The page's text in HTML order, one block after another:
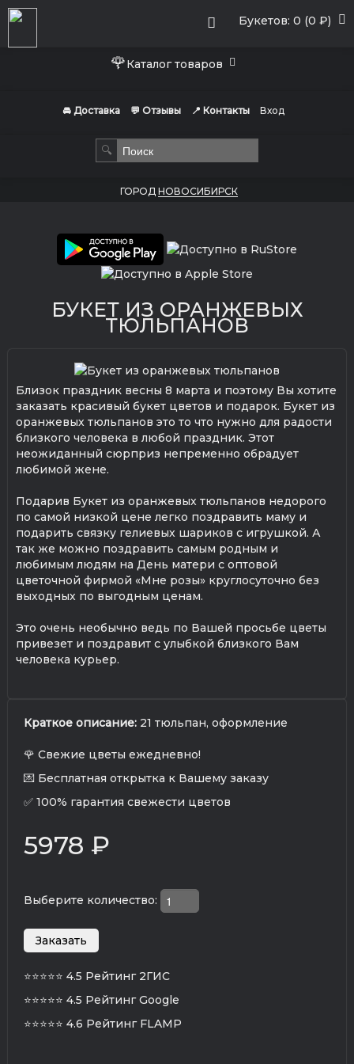
Букетов: 0 (0 ₽)
🌹Каталог товаров
🚘 Доставка 💬 Отзывы 📍 Контакты Вход
🔍
ГОРОД НОВОСИБИРСК
БУКЕТ ИЗ ОРАНЖЕВЫХ
ТЮЛЬПАНОВ
Близок праздник весны 8 марта и поэтому Вы хотите
заказать красивый букет цветов и подарок. Букет из
оранжевых тюльпанов это то что нужно для радости
близкого человека в любой праздник. Этот
неожиданный сюрприз непременно обрадует
любимой жене.
Подарив Букет из оранжевых тюльпанов недорого
по самой низкой цене легко поздравить маму и
подарить связку гелиевых шариков с игрушкой. А
так же можно поздравить самым родным и
любимым людям на День матери с оптовой
цветочной фирмой «Мне розы» круглосуточно без
выходных по выгодным ценам.
Это очень необычно ведь по Вашей просьбе цветы
привезет и поздравит с улыбкой близкого Вам
человека курьер.
Краткое описание: 21 тюльпан, оформление
🌹 Свежие цветы ежедневно!
💌 Бесплатная открытка к Вашему заказу
✅ 100% гарантия свежести цветов
5978 ₽
Выберите количество:
⭐⭐⭐⭐⭐ 4.5 Рейтинг 2ГИС
⭐⭐⭐⭐⭐ 4.5 Рейтинг Google
⭐⭐⭐⭐⭐ 4.6 Рейтинг FLAMP